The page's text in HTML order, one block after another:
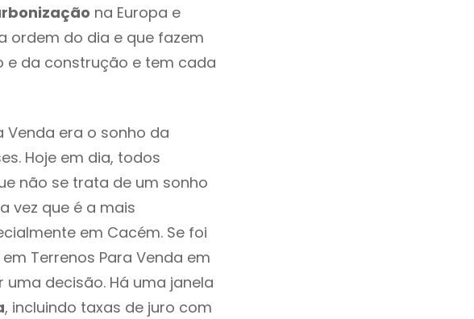
na Europa e
ordem do dia e que fazem
e da construção e tem cada
Venda era o sonho da
Hoje em dia, todos
não se trata de um sonho
vez que é a mais
em Cacém. Se foi
Terrenos Para Venda em
decisão. Há uma janela
, incluindo taxas de juro com